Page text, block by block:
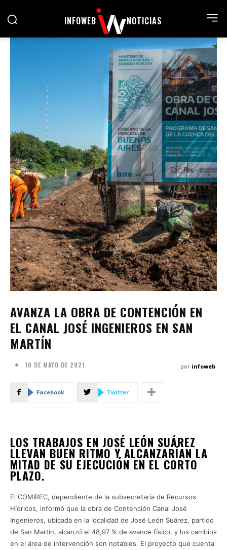
INFOWEB NOTICIAS
AVANZA LA OBRA DE CONTENCIÓN EN
EL CANAL JOSÉ INGENIEROS EN SAN
MARTÍN
10 DE MAYO DE 2021 por infoweb
Facebook Twitter
LOS TRABAJOS EN JOSÉ LEÓN SUÁREZ
LLEVAN BUEN RITMO Y ALCANZARÍAN LA
MITAD DE SU EJECUCIÓN EN EL CORTO
PLAZO.
El COMIREC, dependiente de la subsecretaría de Recursos
Hídricos, informó que la obra de Contención Canal José
Ingenieros, ubicada en la localidad de José León Suárez, partido
de San Martín, alcanzó el 48,97 % de avance físico, y los cambios
en el área de intervención son notables. El proyecto que cuenta